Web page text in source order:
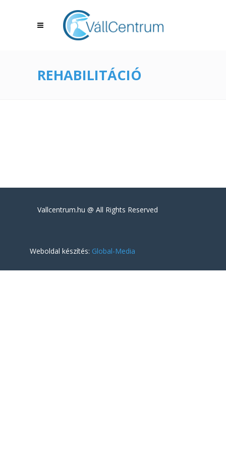
REHABILITÁCIÓ
Vallcentrum.hu @ All Rights Reserved
Weboldal készítés: Global-Media